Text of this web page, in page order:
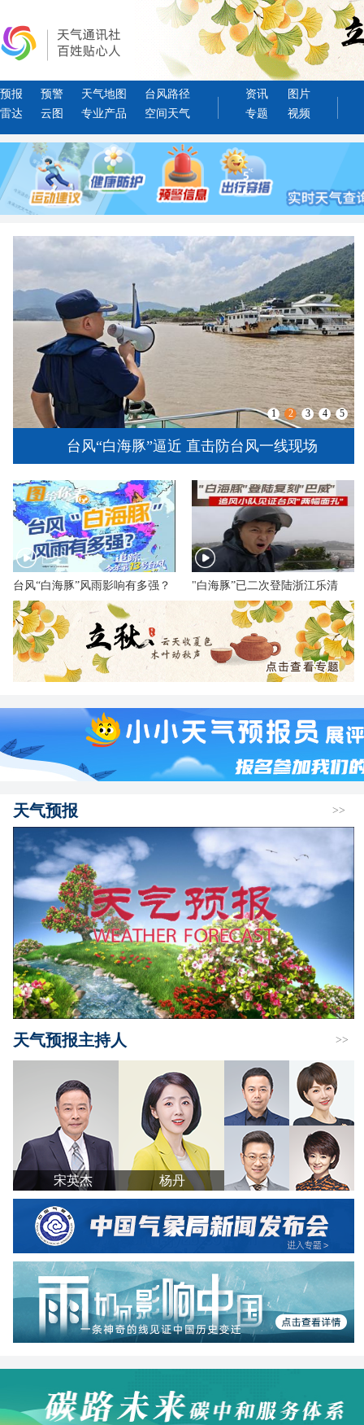
预报 预警 天气地图
台风路径
雷达
云图 专业产品 空间天气
资讯
图片
专题
视频
台风“白海豚”逼近 直击防台风一线现场
1 2 3 4 5
台风“白海豚”风雨影响有多强？ "白海豚”已二次登陆浙江乐清
天气预报 >>
>>
天气预报主持人
宋英杰 杨丹